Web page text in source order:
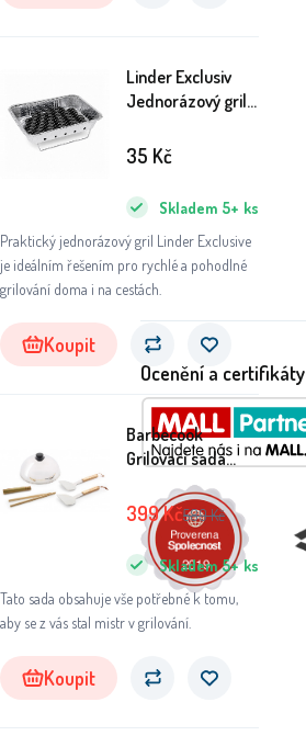
Linder Exclusiv
Jednorázový gril
Praktický jednorázový gril Linder Exclusive
je ideálním řešením pro rychlé a pohodlné
grilování doma i na cestách.
Skladem 5+ ks
35 Kč
Koupit
Barbecook
Grilovací sada
Plancha Start
Tato sada obsahuje vše potřebné k tomu,
aby se z vás stal mistr v grilování.
Skladem 5+ ks
399Kč589Kč
Koupit
Ocenění a certifikáty